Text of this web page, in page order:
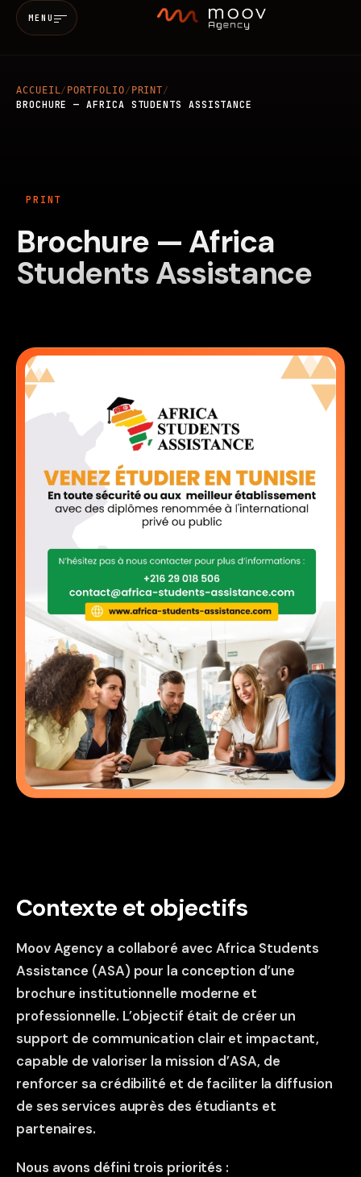
MENU
Accueil
Services
MARKETING & SEO BRANDING
WEB MOBILE IA
Réalisations
Contact
ACCUEIL/ PORTFOLIO/ PRINT/
BROCHURE — AFRICA STUDENTS ASSISTANCE
PRINT
Brochure — Africa
Students Assistance
Contexte et objectifs
Moov Agency a collaboré avec Africa Students
Assistance (ASA) pour la conception d’une
brochure institutionnelle moderne et
professionnelle. L’objectif était de créer un
support de communication clair et impactant,
capable de valoriser la mission d’ASA, de
renforcer sa crédibilité et de faciliter la diffusion
de ses services auprès des étudiants et
partenaires.
Nous avons défini trois priorités :